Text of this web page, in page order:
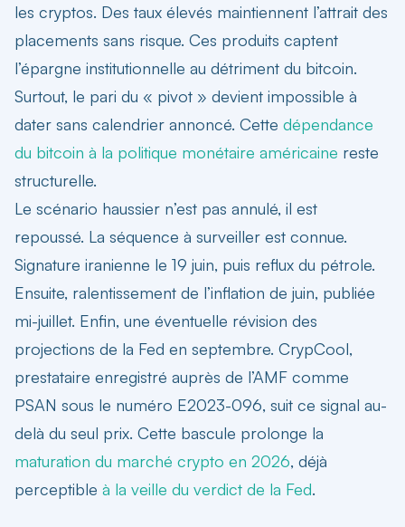
les cryptos. Des taux élevés maintiennent l’attrait des
placements sans risque. Ces produits captent
l’épargne institutionnelle au détriment du bitcoin.
Surtout, le pari du « pivot » devient impossible à
dater sans calendrier annoncé. Cette dépendance
du bitcoin à la politique monétaire américaine reste
structurelle.
Le scénario haussier n’est pas annulé, il est
repoussé. La séquence à surveiller est connue.
Signature iranienne le 19 juin, puis reflux du pétrole.
Ensuite, ralentissement de l’inflation de juin, publiée
mi-juillet. Enfin, une éventuelle révision des
projections de la Fed en septembre. CrypCool,
prestataire enregistré auprès de l’AMF comme
PSAN sous le numéro E2023-096, suit ce signal au-
delà du seul prix. Cette bascule prolonge la
maturation du marché crypto en 2026, déjà
perceptible à la veille du verdict de la Fed.